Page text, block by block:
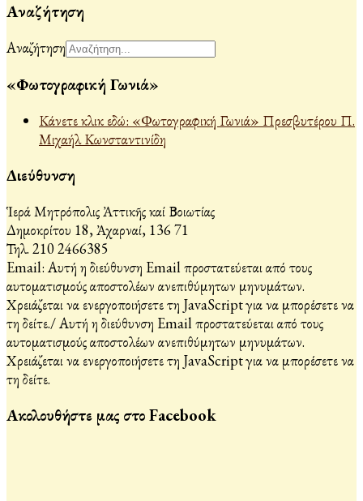
Αναζήτηση
Αναζήτηση
«Φωτογραφική Γωνιά»
Κάνετε κλικ εδώ: «Φωτογραφική Γωνιά» Πρεσβυτέρου Π.
Μιχαήλ Κωνσταντινίδη
Διεύθυνση
Ἱερά Μητρόπολις Ἀττικῆς καί Βοιωτίας
Δημοκρίτου 18, Ἀχαρναί, 136 71
Τηλ. 210 2466385
Email: Αυτή η διεύθυνση Email προστατεύεται από τους
αυτοματισμούς αποστολέων ανεπιθύμητων μηνυμάτων.
Χρειάζεται να ενεργοποιήσετε τη JavaScript για να μπορέσετε να
τη δείτε./Αυτή η διεύθυνση Email προστατεύεται από τους
αυτοματισμούς αποστολέων ανεπιθύμητων μηνυμάτων.
Χρειάζεται να ενεργοποιήσετε τη JavaScript για να μπορέσετε να
τη δείτε.
Ακολουθήστε μας στο Facebook